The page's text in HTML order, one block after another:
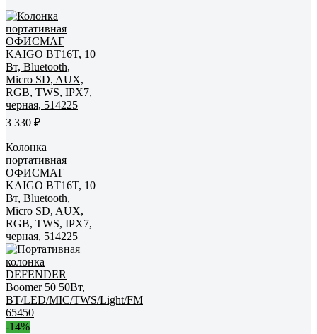
3 330 ₽
Колонка
портативная
ОФИСМАГ
KAIGO BT16T, 10
Вт, Bluetooth,
Micro SD, AUX,
RGB, TWS, IPX7,
черная, 514225
-14%